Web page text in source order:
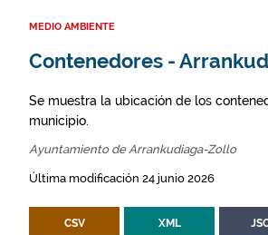
MEDIO AMBIENTE
Contenedores -
Se muestra la ubicación de los
municipio.
Ayuntamiento de Arrankudiaga-Zollo
Última modificación 24 junio 2026
CSV XML